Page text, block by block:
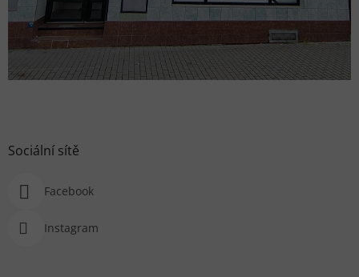
Sociální sítě
Facebook
Instagram